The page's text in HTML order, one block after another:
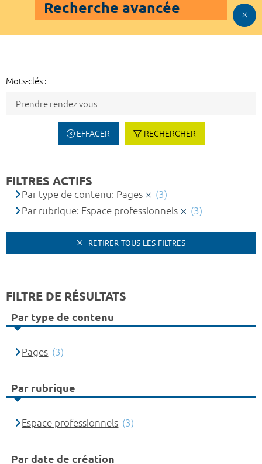
Recherche avancée
Mots-clés :
EFFACER RECHERCHER
FILTRES ACTIFS
Par type de contenu: Pages
(3)
Par rubrique: Espace professionnels
(3)
RETIRER TOUS LES FILTRES
FILTRE DE RÉSULTATS
Par type de contenu
Pages (3)
Par rubrique
Espace professionnels (3)
Par date de création